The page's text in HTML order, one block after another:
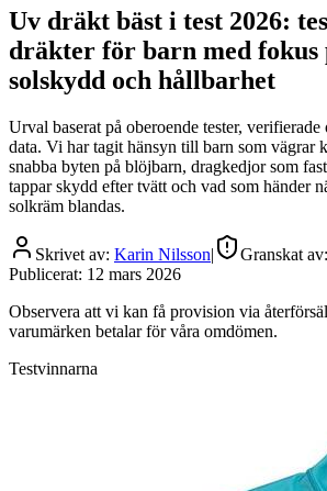
Uv dräkt bäst i test 2026:
dräkter för barn med fokus
solskydd och hållbarhet
Urval baserat på oberoende tester,
data. Vi har tagit hänsyn till barn som vägrar
snabba byten på blöjbarn, dragkedjor som
tappar skydd efter tvätt och vad som händer
solkräm blandas.
Skrivet av: Karin Nilsson| Granskat av:
Publicerat: 12 mars 2026
Observera att vi kan få provision via
varumärken betalar för våra omdömen.
Testvinnarna